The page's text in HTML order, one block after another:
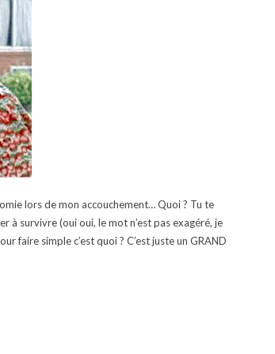
lors de mon accouchement… Quoi ? Tu te
à survivre (oui oui, le mot n’est pas exagéré, je
faire simple c’est quoi ? C’est juste un GRAND